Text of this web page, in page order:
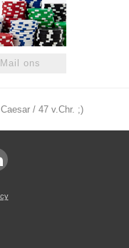
ons
/ 47 v.Chr. ;)